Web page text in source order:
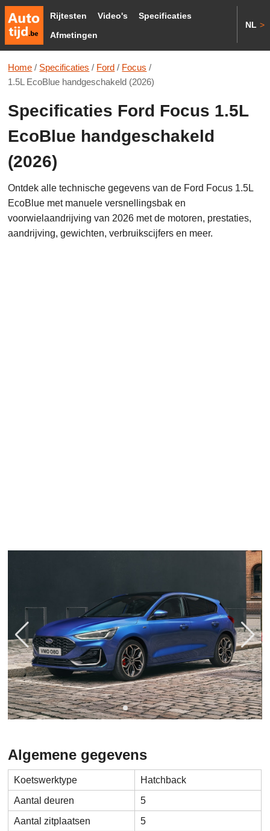
Rijtesten Video's
Specificaties
Afmetingen
NL >
Home / Specificaties / Ford / Focus /
1.5L EcoBlue handgeschakeld (2026)
Specificaties Ford Focus 1.5L
EcoBlue handgeschakeld
(2026)
Ontdek alle technische gegevens van de Ford Focus 1.5L
EcoBlue met manuele versnellingsbak en
voorwielaandrijving van 2026 met de motoren, prestaties,
aandrijving, gewichten, verbruikscijfers en meer.
Algemene gegevens
Koetswerktype
Hatchback
Aantal deuren
5
Aantal zitplaatsen
5